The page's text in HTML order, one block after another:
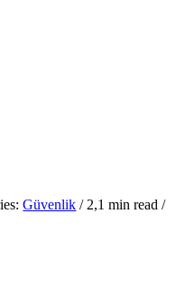
Güvenlik / 2,1 min read /